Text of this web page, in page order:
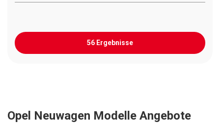
56 Ergebnisse
Opel Neuwagen Modelle Angebote